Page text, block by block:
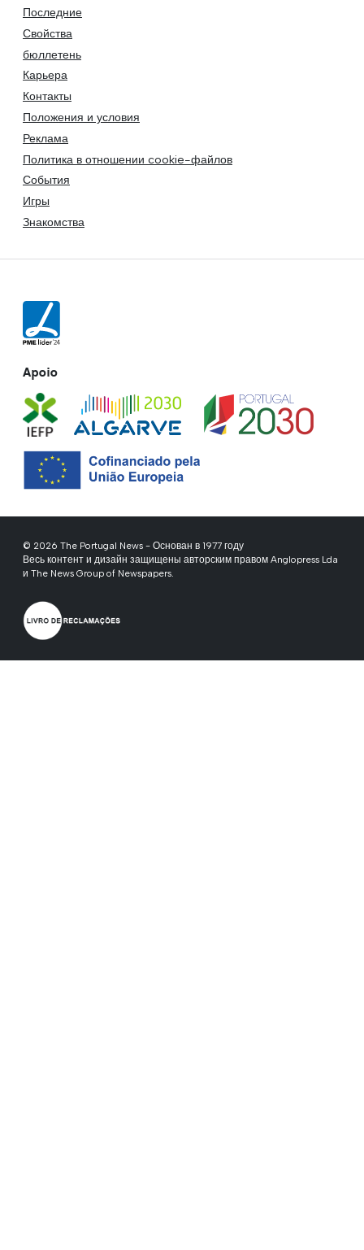
Последние
Свойства
бюллетень
Карьера
Контакты
Положения и условия
Реклама
Политика в отношении cookie-файлов
События
Игры
Знакомства
Apoio
© 2026 The Portugal News - Основан в 1977 году
Весь контент и дизайн защищены авторским правом Anglopress Lda
и The News Group of Newspapers.